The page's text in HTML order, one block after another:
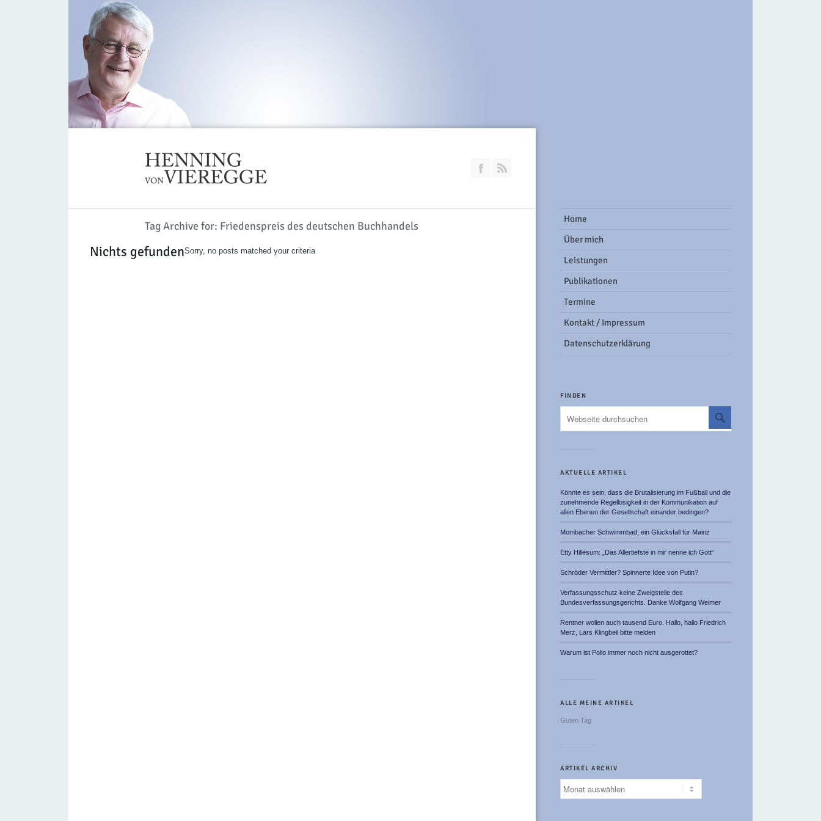
Join our Facebook Group
Tag Archive for: Friedenspreis des deutschen Buchhandels
Nichts gefundenSorry, no posts matched your criteria
Home
Über mich
Leistungen
Publikationen
Termine
Kontakt / Impressum
Datenschutzerklärung
FINDEN
AKTUELLE ARTIKEL
Könnte es sein, dass die Brutalisierung im Fußball und die
zunehmende Regellosigkeit in der Kommunikation auf
allen Ebenen der Gesellschaft einander bedingen?
Mombacher Schwimmbad, ein Glücksfall für Mainz
Etty Hillesum: „Das Allertiefste in mir nenne ich Gott“
Schröder Vermittler? Spinnerte Idee von Putin?
Verfassungsschutz keine Zweigstelle des
Bundesverfassungsgerichts. Danke Wolfgang Weimer
Rentner wollen auch tausend Euro. Hallo, hallo Friedrich
Merz, Lars Klingbeil bitte melden
Warum ist Polio immer noch nicht ausgerottet?
ALLE MEINE ARTIKEL
Guten Tag
ARTIKEL ARCHIV
Artikel
Archiv